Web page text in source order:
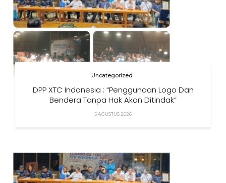
Uncategorized
DPP XTC Indonesia : “Penggunaan Logo Dan
Bendera Tanpa Hak Akan Ditindak”
5 AGUSTUS 2026